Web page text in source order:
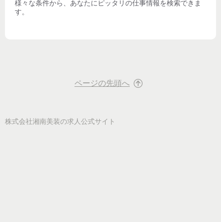
様々な条件から、あなたにピッタリの仕事情報を検索できま
す。
ページの先頭へ
株式会社湘南美装の求人公式サイト